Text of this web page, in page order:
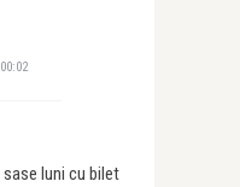
luni cu bilet